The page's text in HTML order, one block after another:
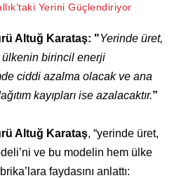
Yerini Güçlendiriyor
Altuğ Karataş: "Yerinde üret,
birincil enerji
ciddi azalma olacak ve ana
kayıpları ise azalacaktır.”
Altuğ Karataş, “yerinde üret,
ve bu modelin hem ülke
faydasını anlattı: